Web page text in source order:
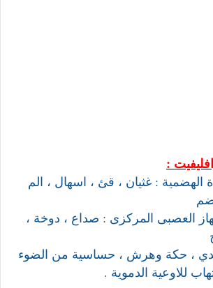
:
الهضمية : غثيان ، قئ ، اسهال ، الم
العصبى المركزى : صداع ، دوخة ،
، حكة وهرش ، حساسية من الضوء
للاوعية الدموية .